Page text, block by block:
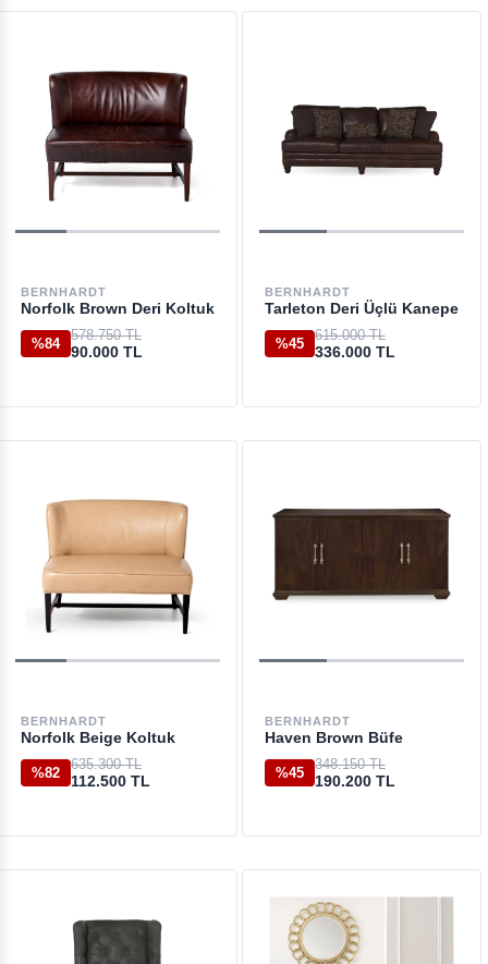
BERNHARDT
Norfolk Brown Deri Koltuk
%84
578.750 TL
90.000 TL
BERNHARDT
Tarleton Deri Üçlü Kanepe
%45
615.000 TL
336.000 TL
BERNHARDT
Norfolk Beige Koltuk
%82
635.300 TL
112.500 TL
BERNHARDT
Haven Brown Büfe
%45
348.150 TL
190.200 TL